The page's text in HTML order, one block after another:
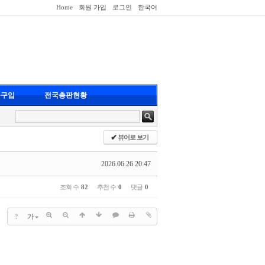
Home 회원 가입 로그인 한국어
입 전국총판현황
✔뷰어로 보기
2026.06.26 20:47
조회 수 82 추천 수 0 댓글 0
? 가